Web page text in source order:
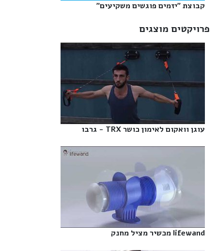
קבוצת "יזמים פוגשים משקיעים"‎
פרויקטים מוצגים
עוגן וואקום לאימון כושר TRX - גרבו‎
lifewand מכשיר מציל מחנק‎